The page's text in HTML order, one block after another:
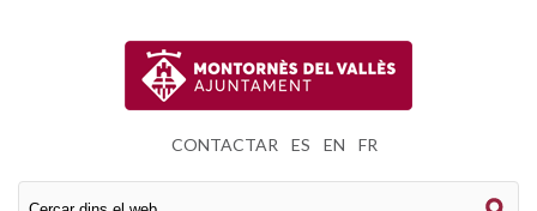
CONTACTAR ES EN FR